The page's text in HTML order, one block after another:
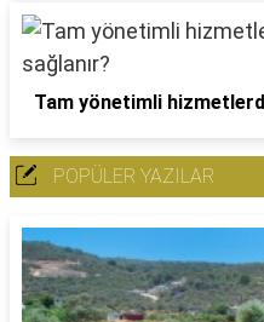
Tam yönetimli
POPÜLER YAZILAR